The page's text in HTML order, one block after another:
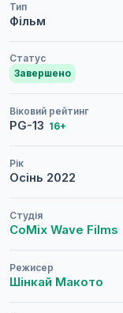
Тип
Фільм
Статус
Завершено
Віковий рейтинг
PG-13 16+
Рік
Осінь 2022
Студія
CoMix Wave Films
Режисер
Шінкай Макото